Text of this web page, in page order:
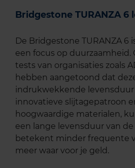
Bridgestone TURANZA 6
De Bridgestone TURANZA
een focus op duurzaamheid.
tests van organisaties zoals
hebben aangetoond dat
indrukwekkende
innovatieve slijtagepatroon
hoogwaardige materialen,
een lange levensduur van
betekent minder frequente
meer waar voor je geld.